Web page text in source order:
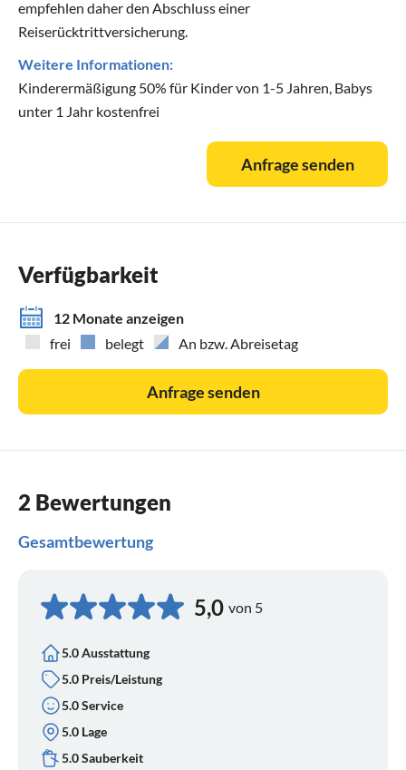
empfehlen daher den Abschluss einer
Reiserücktrittversicherung.
Weitere Informationen:
Kinderermäßigung 50% für Kinder von 1-5 Jahren, Babys
unter 1 Jahr kostenfrei
Anfrage senden
Verfügbarkeit
12 Monate anzeigen
frei
belegt An bzw. Abreisetag
Anfrage senden
2 Bewertungen
Gesamtbewertung
5,0 von 5
5.0 Ausstattung
5.0 Preis/Leistung
5.0 Service
5.0 Lage
5.0 Sauberkeit